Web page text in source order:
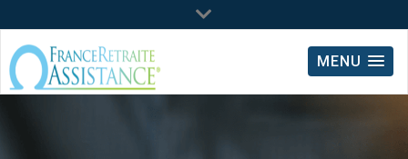
Lun - Ven : 09:00 - 18:00
09.64.02.66.54
MENU